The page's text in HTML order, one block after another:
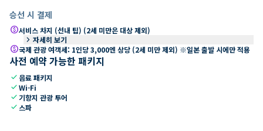
승선 시 결제
paid서비스 차지 (선내 팁) (2세 미만은 대상 제외)
keyboard_arrow_right 자세히 보기
paid국제 관광 여객세: 1인당 3,000엔 상당 (2세 미만 제외) ※일본 출발 시에만 적용
사전 예약 가능한 패키지
check 음료 패키지
checkWi-Fi
check 기항지 관광 투어
check 스파